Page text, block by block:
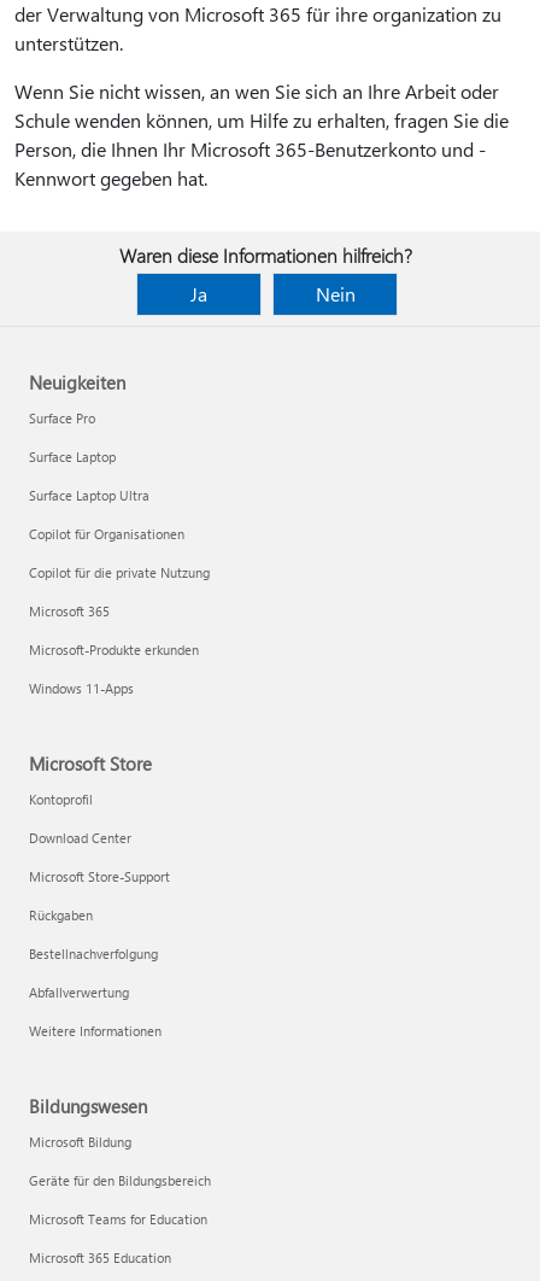
der Verwaltung von Microsoft 365 für ihre organization zu
unterstützen.
Wenn Sie nicht wissen, an wen Sie sich an Ihre Arbeit oder
Schule wenden können, um Hilfe zu erhalten, fragen Sie die
Person, die Ihnen Ihr Microsoft 365-Benutzerkonto und -
Kennwort gegeben hat.
Waren diese Informationen hilfreich?
Ja
Nein
Neuigkeiten
Surface Pro
Surface Laptop
Surface Laptop Ultra
Copilot für Organisationen
Copilot für die private Nutzung
Microsoft 365
Microsoft-Produkte erkunden
Windows 11-Apps
Microsoft Store
Kontoprofil
Download Center
Microsoft Store-Support
Rückgaben
Bestellnachverfolgung
Abfallverwertung
Weitere Informationen
Bildungswesen
Microsoft Bildung
Geräte für den Bildungsbereich
Microsoft Teams for Education
Microsoft 365 Education